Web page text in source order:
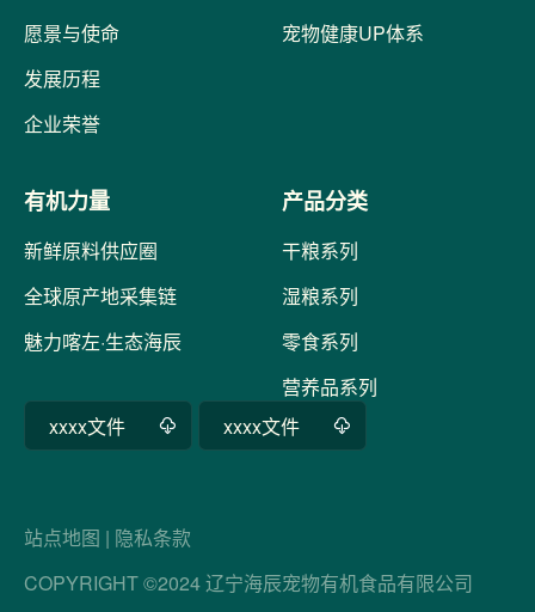
愿景与使命
发展历程
企业荣誉
宠物健康UP体系
有机力量
新鲜原料供应圈
全球原产地采集链
魅力喀左·生态海辰
产品分类
干粮系列
湿粮系列
零食系列
营养品系列
xxxx文件
xxxx文件
站点地图 | 隐私条款
COPYRIGHT ©2024 辽宁海辰宠物有机食品有限公司